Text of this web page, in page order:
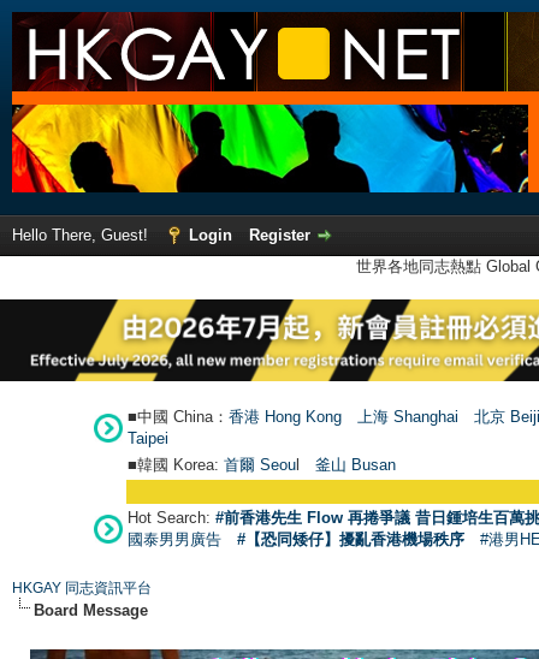
Hello There, Guest! Login
Register
世界各地同志熱點
■中國 China： 香港 Hong Kong 上海 Shanghai
北京
Taipei
■韓國 Korea: 首爾 Seoul 釜山 Busan
Hot Search: #前香港先生 Flow 再捲爭議 昔日鍾培生百萬
國泰男男廣告
#【恐同矮仔】擾亂香港機場秩序 #港男
HKGAY 同志資訊平台
Board Message